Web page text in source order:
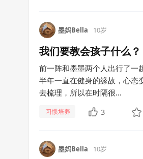
墨妈Bella 10岁
我们要教会孩子什么？
前一阵和墨墨两个人出行了一
半年一直在健身的缘故，心态
去梳理，所以在时隔很...
习惯培养 3
墨妈Bella 10岁